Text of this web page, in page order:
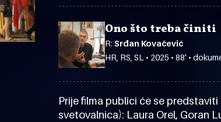
Ono što treba činiti
R:Srđan Kovačević
HR, RS, SL • 2025 • 88' •
Prije filma publici će se
svetovalnica): Laura Orel, Goran